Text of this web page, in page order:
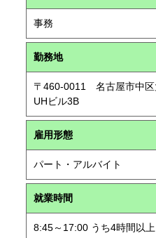
事務
勤務地
〒460-0011 名古屋市中
UHビル3B
雇用形態
パート・アルバイト
就業時間
8:45～17:00 うち4時間以